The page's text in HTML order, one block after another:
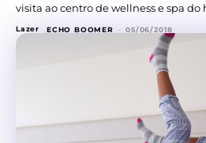
visita ao centro de wellness e spa do
Lazer ECHO BOOMER - 05/06/2018